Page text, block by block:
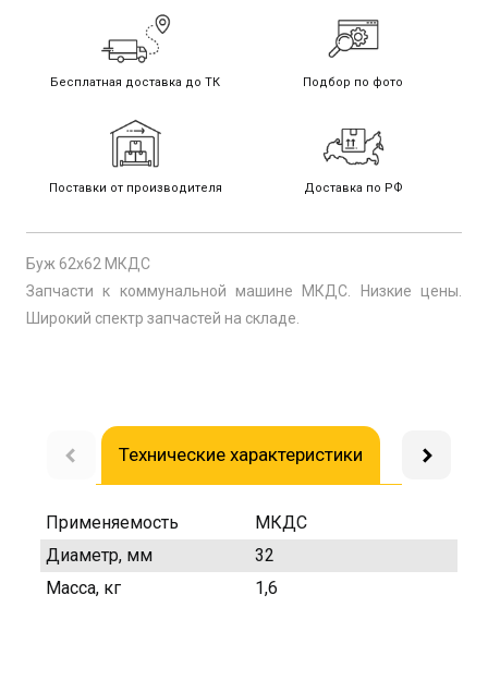
Бесплатная доставка до ТК Подбор по фото
Поставки от производителя Доставка по РФ
Буж 62х62 МКДС
Запчасти к коммунальной машине МКДС. Низкие цены.
Широкий спектр запчастей на складе.
Технические характеристики
Применяемость
МКДС
Диаметр, мм
32
Масса, кг
1,6